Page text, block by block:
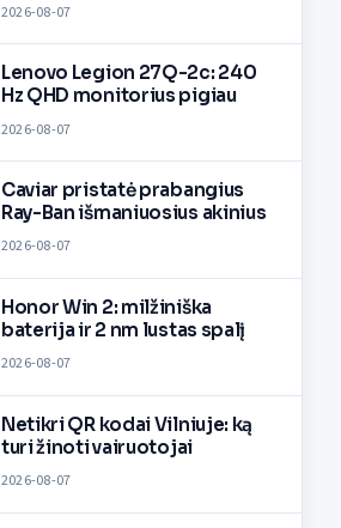
2026-08-07
Lenovo Legion 27Q-2c: 240
Hz QHD monitorius pigiau
2026-08-07
Caviar pristatė prabangius
Ray-Ban išmaniuosius akinius
2026-08-07
Honor Win 2: milžiniška
baterija ir 2 nm lustas spalį
2026-08-07
Netikri QR kodai Vilniuje: ką
turi žinoti vairuotojai
2026-08-07